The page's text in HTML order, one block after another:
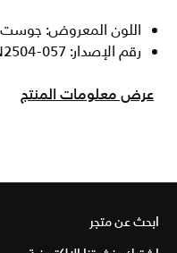
اللون المعروض:
رقم الإصدار: FN2504-057
عرض معلومات المنتج
ابحث عن متجر